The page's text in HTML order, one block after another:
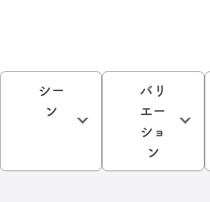
シー
ン
バリ
エー
ショ
ン